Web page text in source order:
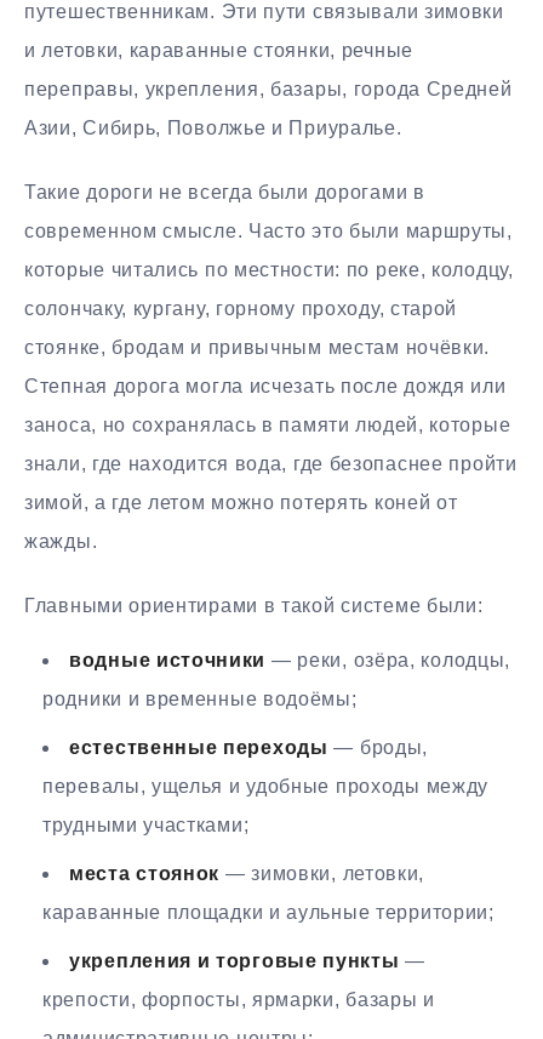
путешественникам. Эти пути связывали зимовки
и летовки, караванные стоянки, речные
переправы, укрепления, базары, города Средней
Азии, Сибирь, Поволжье и Приуралье.
Такие дороги не всегда были дорогами в
современном смысле. Часто это были маршруты,
которые читались по местности: по реке, колодцу,
солончаку, кургану, горному проходу, старой
стоянке, бродам и привычным местам ночёвки.
Степная дорога могла исчезать после дождя или
заноса, но сохранялась в памяти людей, которые
знали, где находится вода, где безопаснее пройти
зимой, а где летом можно потерять коней от
жажды.
Главными ориентирами в такой системе были:
водные источники — реки, озёра, колодцы,
родники и временные водоёмы;
естественные переходы — броды,
перевалы, ущелья и удобные проходы между
трудными участками;
места стоянок — зимовки, летовки,
караванные площадки и аульные территории;
укрепления и торговые пункты —
крепости, форпосты, ярмарки, базары и